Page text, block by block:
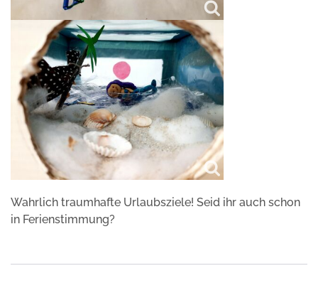
Wahrlich traumhafte Urlaubsziele! Seid ihr auch schon
in Ferienstimmung?